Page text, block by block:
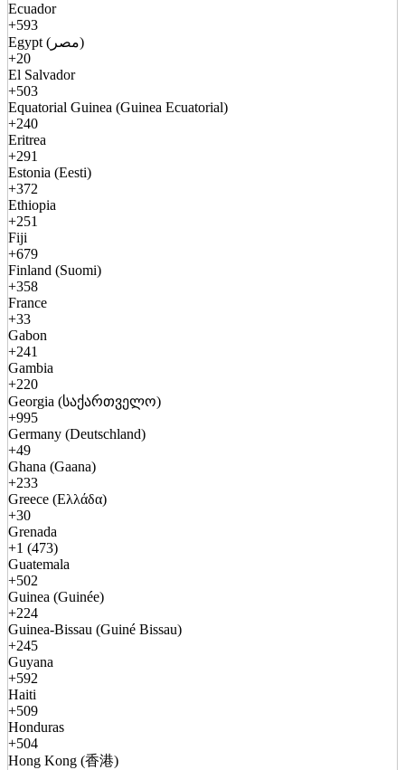
Ecuador
+593
Egypt (مصر)
+20
El Salvador
+503
Equatorial Guinea (Guinea Ecuatorial)
+240
Eritrea
+291
Estonia (Eesti)
+372
Ethiopia
+251
Fiji
+679
Finland (Suomi)
+358
France
+33
Gabon
+241
Gambia
+220
Georgia (საქართველო)
+995
Germany (Deutschland)
+49
Ghana (Gaana)
+233
Greece (Ελλάδα)
+30
Grenada
+1 (473)
Guatemala
+502
Guinea (Guinée)
+224
Guinea-Bissau (Guiné Bissau)
+245
Guyana
+592
Haiti
+509
Honduras
+504
Hong Kong (香港)